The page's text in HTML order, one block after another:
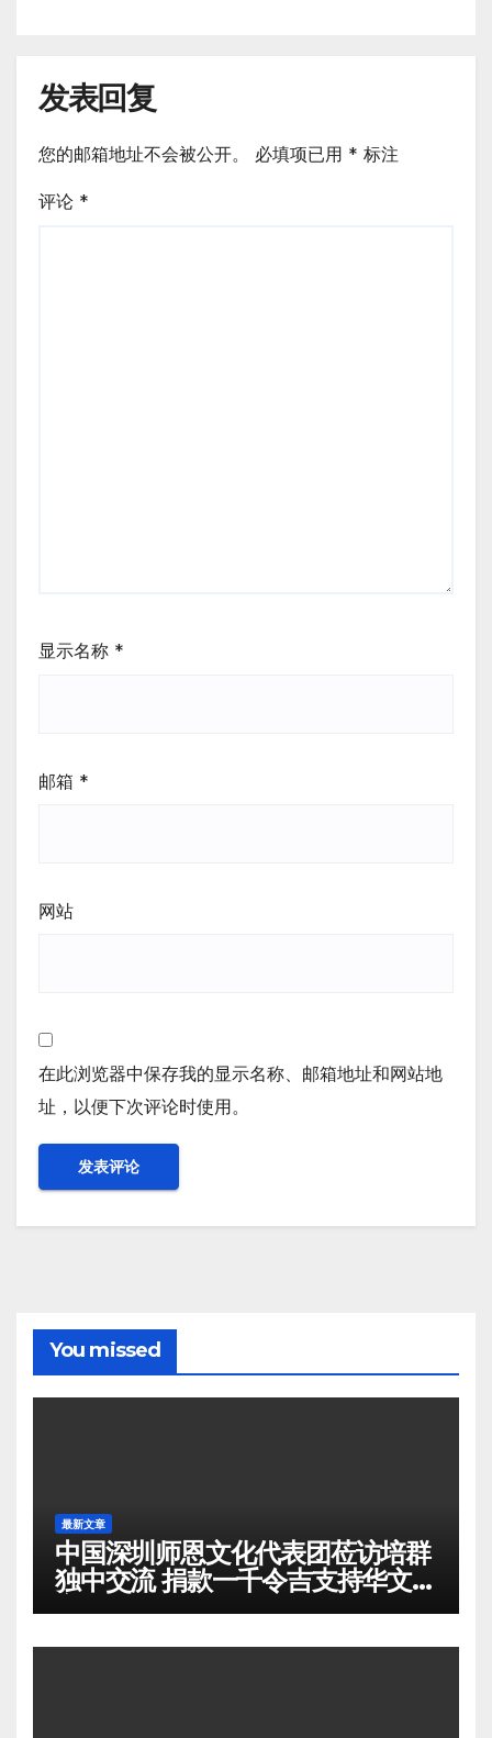
发表回复
您的邮箱地址不会被公开。 必填项已用 * 标注
评论 *
显示名称 *
邮箱 *
网站
在此浏览器中保存我的显示名称、邮箱地址和网站地
址，以便下次评论时使用。
You missed
最新文章
中国深圳师恩文化代表团莅访培群
独中交流 捐款一千令吉支持华文教
育